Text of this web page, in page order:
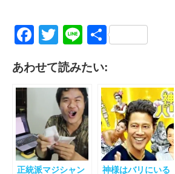
Facebook
Twitter
Line共
あわせて読みたい:
正統派マジシャン
神様はバリにいる